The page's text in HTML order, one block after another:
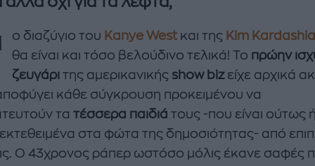
ο διαζύγιο του Kanye West και της Kim
θα είναι και τόσο βελούδινο τελικά! Το πρώην
ζευγάρι της αμερικανικής show bizείχε αρχικά
κάθε σύγκρουση προκειμένου να
τα τέσσερα παιδιά τους -που είναι ούτως ή
στα φώτα της δημοσιότητας- από
Ο 43χρονος ράπερ ωστόσο μόλις έκανε σαφές
ΑΠΟΣΤΟΛΟΠΟΥΛΟΥ
ΔΑΦΝΗ ΚΑΡΑΒΟΚΥΡΗ